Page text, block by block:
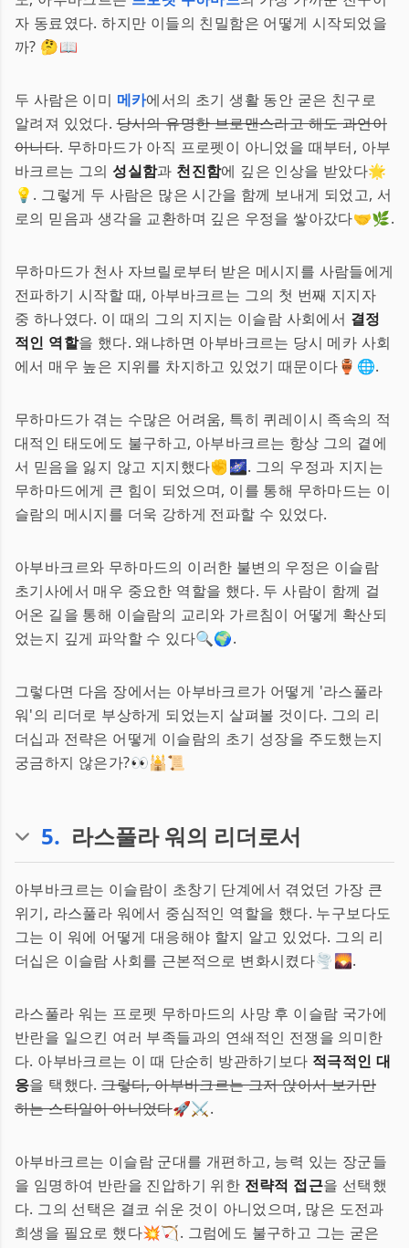
자 동료였다. 하지만 이들의 친밀함은 어떻게 시작되었을
까? 🤔📖
두 사람은 이미 메카에서의 초기 생활 동안 굳은 친구로
알려져 있었다.당시의 유명한 브로맨스라고 해도 과언이
아니다. 무하마드가 아직 프로펫이 아니었을 때부터, 아부
바크르는 그의 성실함과 천진함에 깊은 인상을 받았다🌟
💡. 그렇게 두 사람은 많은 시간을 함께 보내게 되었고, 서
로의 믿음과 생각을 교환하며 깊은 우정을 쌓아갔다🤝🌿.
무하마드가 천사 자브릴로부터 받은 메시지를 사람들에게
전파하기 시작할 때, 아부바크르는 그의 첫 번째 지지자
중 하나였다. 이 때의 그의 지지는 이슬람 사회에서 결정
적인 역할을 했다. 왜냐하면 아부바크르는 당시 메카 사회
에서 매우 높은 지위를 차지하고 있었기 때문이다🏺🌐.
무하마드가 겪는 수많은 어려움, 특히 퀴레이시 족속의 적
대적인 태도에도 불구하고, 아부바크르는 항상 그의 곁에
서 믿음을 잃지 않고 지지했다✊🌌. 그의 우정과 지지는
무하마드에게 큰 힘이 되었으며, 이를 통해 무하마드는 이
슬람의 메시지를 더욱 강하게 전파할 수 있었다.
아부바크르와 무하마드의 이러한 불변의 우정은 이슬람
초기사에서 매우 중요한 역할을 했다. 두 사람이 함께 걸
어온 길을 통해 이슬람의 교리와 가르침이 어떻게 확산되
었는지 깊게 파악할 수 있다🔍🌍.
그렇다면 다음 장에서는 아부바크르가 어떻게 '라스풀라
워'의 리더로 부상하게 되었는지 살펴볼 것이다. 그의 리
더십과 전략은 어떻게 이슬람의 초기 성장을 주도했는지
궁금하지 않은가?👀🕌📜
5. 라스풀라 워의 리더로서
아부바크르는 이슬람이 초창기 단계에서 겪었던 가장 큰
위기, 라스풀라 워에서 중심적인 역할을 했다. 누구보다도
그는 이 워에 어떻게 대응해야 할지 알고 있었다. 그의 리
더십은 이슬람 사회를 근본적으로 변화시켰다🌪️🌄.
라스풀라 워는 프로펫 무하마드의 사망 후 이슬람 국가에
반란을 일으킨 여러 부족들과의 연쇄적인 전쟁을 의미한
다. 아부바크르는 이 때 단순히 방관하기보다 적극적인 대
응을 택했다.그렇다, 아부바크르는 그저 앉아서 보기만
하는 스타일이 아니었다🚀⚔️.
아부바크르는 이슬람 군대를 개편하고, 능력 있는 장군들
을 임명하여 반란을 진압하기 위한 전략적 접근을 선택했
다. 그의 선택은 결코 쉬운 것이 아니었으며, 많은 도전과
희생을 필요로 했다💥🏹. 그럼에도 불구하고 그는 굳은